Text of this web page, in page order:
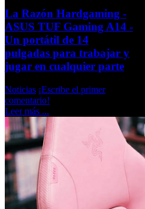
La Razón Hardgaming -
ASUS TUF Gaming A14 -
Un portátil de 14
pulgadas para trabajar y
jugar en cualquier parte
Noticias ¡Escribe el primer
comentario!
Leer más ...